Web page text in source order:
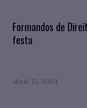
Formandos de
festa
abril. 15, 2004